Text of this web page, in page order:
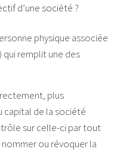
d’une société ?
physique associée
qui remplit une des
plus
capital de la société
sur celle-ci par tout
ou révoquer la